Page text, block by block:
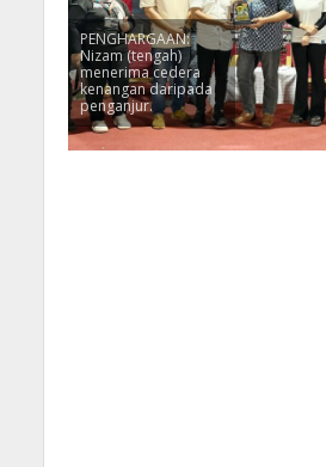
PENGHARGAAN:
Nizam (tengah)
menerima cedera
kenangan daripada
penganjur.